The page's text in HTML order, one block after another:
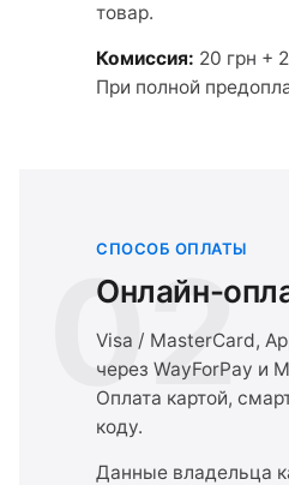
товар.
Комиссия: 20 грн +
При полной
02
СПОСОБ ОПЛАТЫ
Онлайн-
Visa / MasterCard,
через WayForPay и
Оплата картой,
коду.
Данные владельца